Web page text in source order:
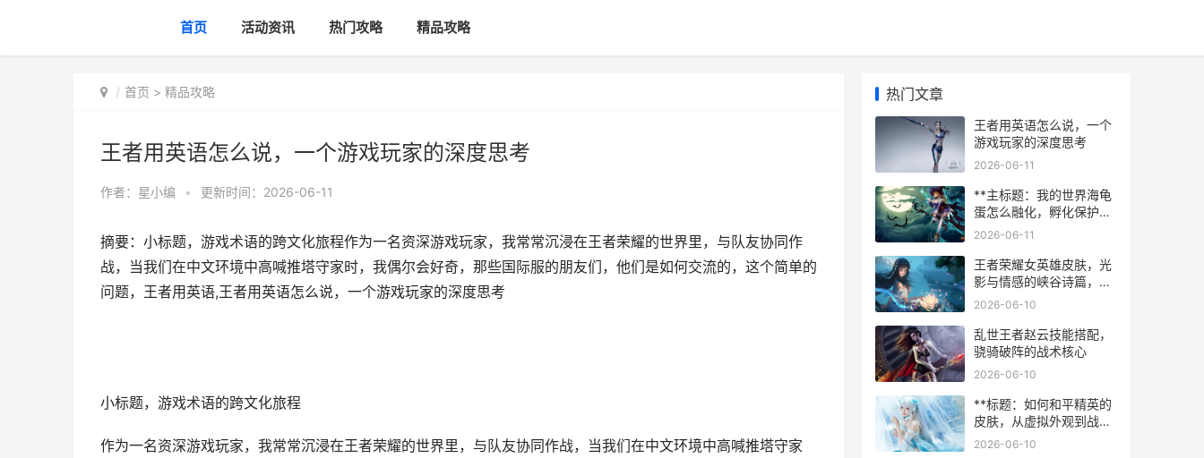
首页 活动资讯 热门攻略 精品攻略
首页 > 精品攻略
王者用英语怎么说，一个游戏玩家的深度思考
作者： 星小编 • 更新时间：2026-06-11
摘要：小标题，游戏术语的跨文化旅程作为一名资深游戏玩家，我常常沉浸在王者荣耀的世界里，与队友协同作
战，当我们在中文环境中高喊推塔守家时，我偶尔会好奇，那些国际服的朋友们，他们是如何交流的，这个简单的
问题，王者用英语,王者用英语怎么说，一个游戏玩家的深度思考
小标题，游戏术语的跨文化旅程
作为一名资深游戏玩家，我常常沉浸在王者荣耀的世界里，与队友协同作战，当我们在中文环境中高喊推塔守家
热门文章
王者用英语怎么说，一个
游戏玩家的深度思考
2026-06-11
**主标题：我的世界海龟
蛋怎么融化，孵化保护全
解析**
2026-06-11
王者荣耀女英雄皮肤，光
影与情感的峡谷诗篇，副
标题，指尖绽放的虚拟美
2026-06-10
乱世王者赵云技能搭配，
骁骑破阵的战术核心
2026-06-10
**标题：如何和平精英的
皮肤，从虚拟外观到战术
艺术的思考，副标题：一
2026-06-10